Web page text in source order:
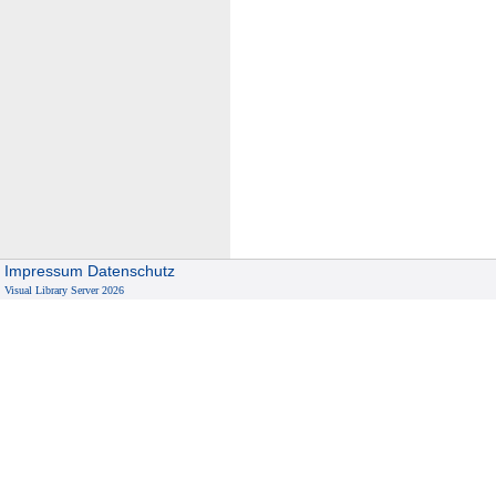
Impressum Datenschutz
Visual Library Server 2026